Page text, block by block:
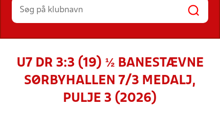
U7 DR 3:3 (19) ½ BANESTÆVNE
SØRBYHALLEN 7/3 MEDALJ,
PULJE 3 (2026)